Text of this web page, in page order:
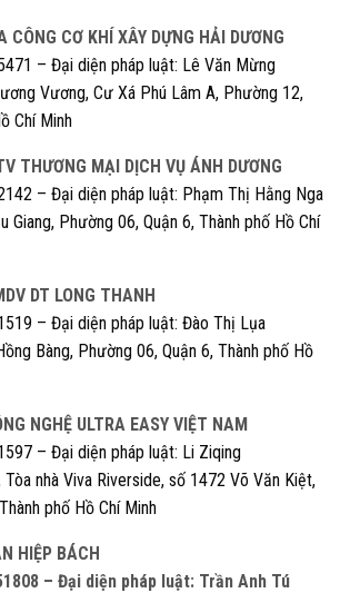
CÔNG CƠ KHÍ XÂY DỰNG HẢI DƯƠNG
– Đại diện pháp luật: Lê Văn Mừng
Vương, Cư Xá Phú Lâm A, Phường 12,
Chí Minh
THƯƠNG MẠI DỊCH VỤ ÁNH DƯƠNG
– Đại diện pháp luật: Phạm Thị Hằng Nga
Phường 06, Quận 6, Thành phố Hồ Chí
DT LONG THANH
– Đại diện pháp luật: Đào Thị Lụa
Bàng, Phường 06, Quận 6, Thành phố Hồ
NGHỆ ULTRA EASY VIỆT NAM
– Đại diện pháp luật: Li Ziqing
nhà Viva Riverside, số 1472 Võ Văn Kiệt,
phố Hồ Chí Minh
HIỆP BÁCH
– Đại diện pháp luật: Trần Anh Tú